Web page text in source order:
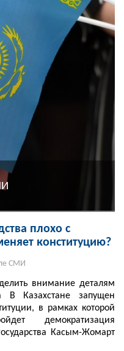
плохо с
конституцию?
СМИ
внимание деталям
В Казахстане запущен
в рамках которой
демократизация
Касым-Жомарт